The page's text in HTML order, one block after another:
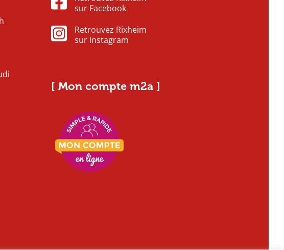
sur Facebook
Retrouvez Rixheim
sur Instagram
[ Mon compte m2a ]